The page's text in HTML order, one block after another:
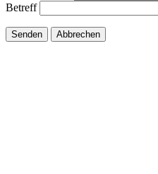
Betreff
Senden Abbrechen